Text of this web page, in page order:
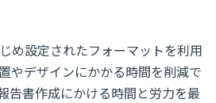
め設定されたフォーマットを利用
やデザインにかかる時間を削減で
告書作成にかける時間と労力を最